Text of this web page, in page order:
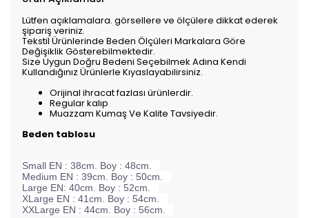
Lütfen açıklamalara. görsellere ve ölçülere dikkat ederek
şipariş veriniz.
Tekstil Ürünlerinde Beden Ölçüleri Markalara Göre
Değişiklik Gösterebilmektedir.
Size Uygun Doğru Bedeni Seçebilmek Adına Kendi
Kullandığınız Ürünlerle Kıyaslayabilirsiniz.
Orijinal ihracat fazlası ürünlerdir.
Regular kalıp
Muazzam Kumaş Ve Kalite Tavsiyedir.
Beden tablosu
Small EN : 38cm. Boy : 48cm.
Medium EN : 39cm. Boy : 50cm.
Large EN: 40cm. Boy : 52cm.
XLarge EN : 41cm. Boy : 54cm.
XXLarge EN : 44cm. Boy : 56cm.